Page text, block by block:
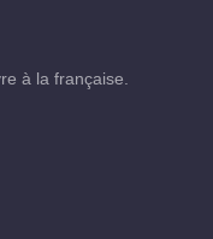
à la française.